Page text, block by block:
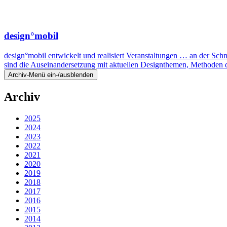
design°mobil
design°mobil entwickelt und realisiert Veranstaltungen … an der
sind die Auseinandersetzung mit aktuellen Designthemen,
Archiv-Menü ein-/ausblenden
Archiv
2025
2024
2023
2022
2021
2020
2019
2018
2017
2016
2015
2014